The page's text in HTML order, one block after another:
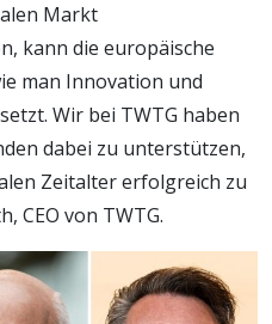
Markt
kann die europäische
man Innovation und
Wir bei TWTG haben
dabei zu unterstützen,
Zeitalter erfolgreich zu
CEO von TWTG.